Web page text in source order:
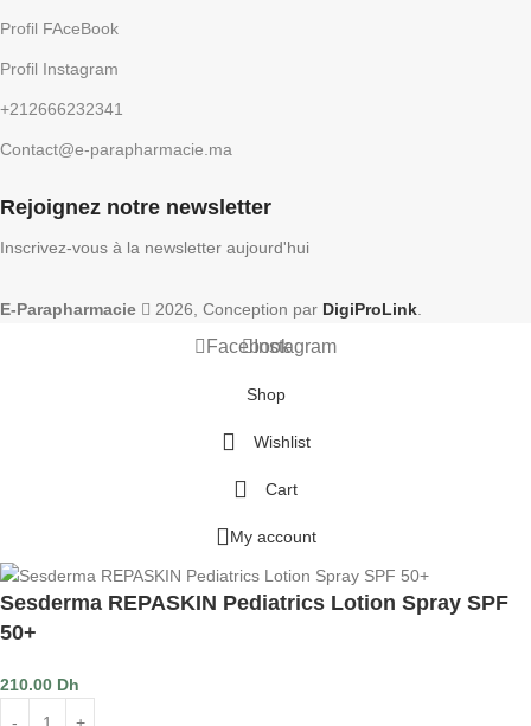
Profil FAceBook
Profil Instagram
+212666232341
Contact@e-parapharmacie.ma
Rejoignez notre newsletter
Inscrivez-vous à la newsletter aujourd'hui
E-Parapharmacie 2026, Conception par DigiProLink.
FacebookInstagram
Shop
Wishlist
Cart
My account
Sesderma REPASKIN Pediatrics Lotion Spray SPF
50+
210.00 Dh